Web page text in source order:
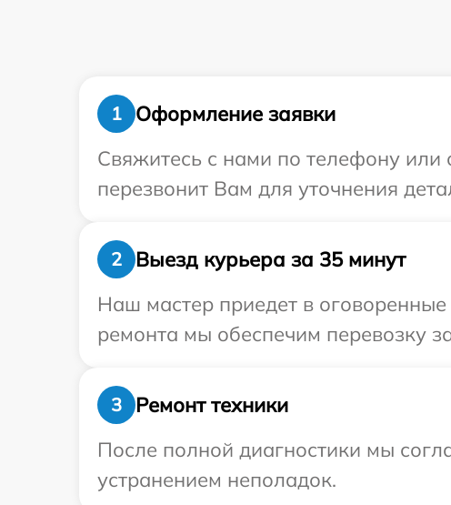
1
Оформление заявки
Свяжитесь с нами по телефону или
перезвонит Вам для уточнения
2
Выезд курьера за 35 минут
Наш мастер приедет в
ремонта мы обеспечим перевозку
3
Ремонт техники
После полной диагностики мы
устранением неполадок.